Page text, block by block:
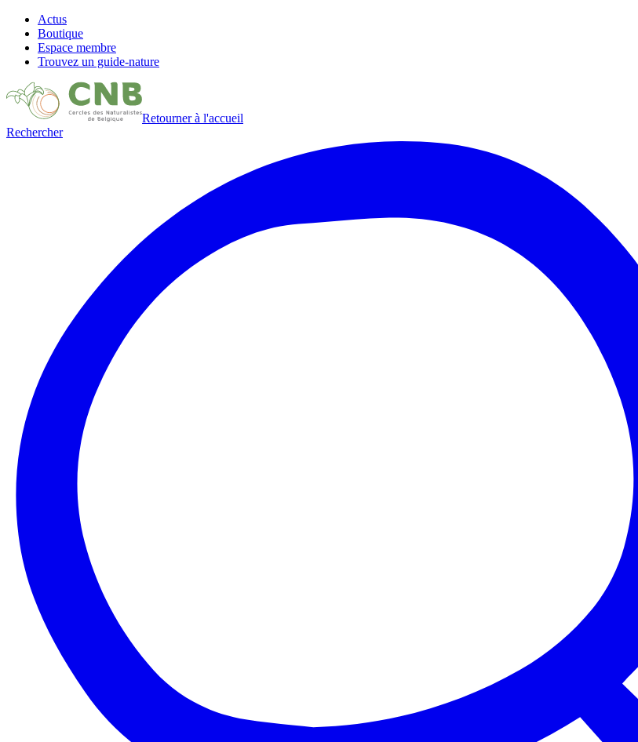
Actus
Boutique
Espace membre
Trouvez un guide-nature
Retourner à l'accueil
Rechercher